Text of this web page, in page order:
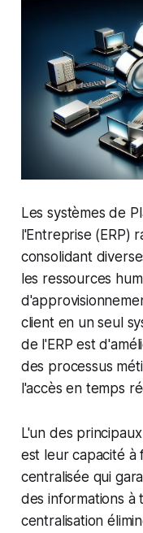
Les systèmes de
l'Entreprise (ERP)
consolidant
les ressources
client en un seul
de l'ERP est
des processus
l'accès en temps
L'un des
est leur capacité à
centralisée qui
des informations à
centralisation